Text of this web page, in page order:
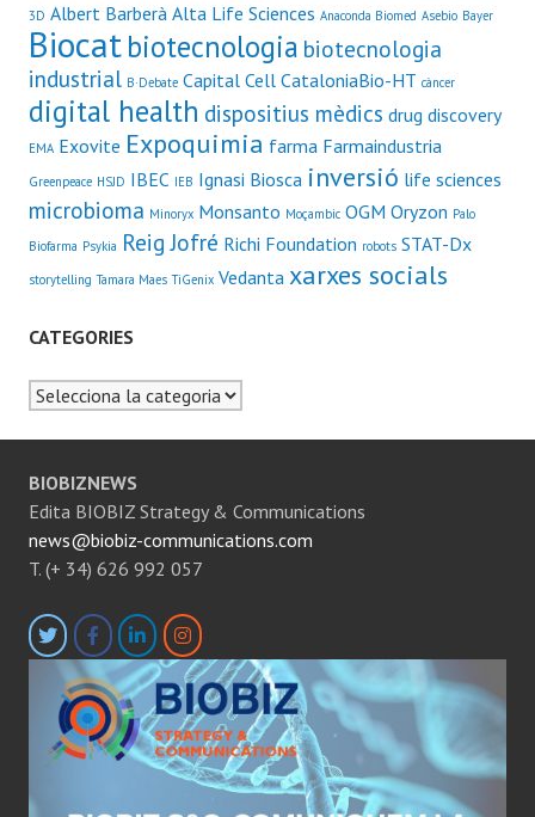
3D Albert Barberà Alta Life Sciences Anaconda Biomed Asebio Bayer
Biocatbiotecnologia biotecnologia
industrial B·Debate Capital Cell CataloniaBio-HT càncer
digital health dispositius mèdics drug discovery
EMA Exovite Expoquimia farma Farmaindustria
Greenpeace HSJD IBEC IEB Ignasi Biosca inversió life sciences
microbioma Minoryx Monsanto Moçambic OGM Oryzon Palo
Biofarma Psykia Reig Jofré Richi Foundation robots STAT-Dx
storytelling Tamara Maes TiGenix Vedanta xarxes socials
CATEGORIES
Categories
BIOBIZNEWS
Edita BIOBIZ Strategy & Communications
news@biobiz-communications.com
T. (+ 34) 626 992 057